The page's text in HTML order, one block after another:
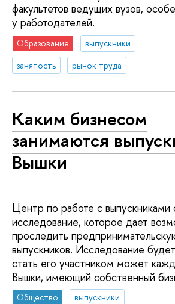
факультетов ведущих вузов,
у работодателей.
Образование
выпускники
занятость
рынок труда
Каким бизнесом
занимаются
Вышки
Центр по работе с выпускниками
исследование, которое дает
проследить
выпускников. Исследование
стать его участником может
Вышки, имеющий собственный
Общество
выпускники